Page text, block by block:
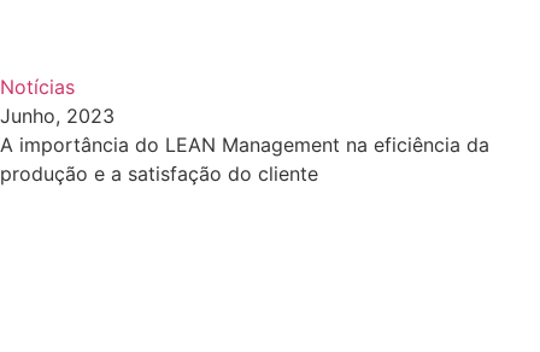
Notícias
Junho, 2023
A importância do LEAN Management na eficiência da
produção e a satisfação do cliente